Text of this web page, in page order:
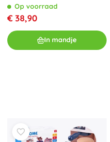
Op voorraad
€ 38,90
In mandje